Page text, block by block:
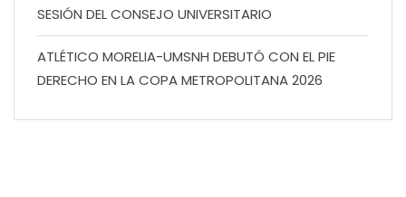
SESIÓN DEL CONSEJO UNIVERSITARIO
ATLÉTICO MORELIA-UMSNH DEBUTÓ CON EL PIE
DERECHO EN LA COPA METROPOLITANA 2026